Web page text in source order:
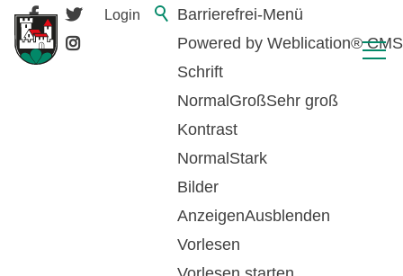
Barrierefrei-Menü
Powered by Weblication® CMS
Schrift
Normal GroßSehr groß
Kontrast
Normal Stark
Bilder
AnzeigenAusblenden
Vorlesen
Login